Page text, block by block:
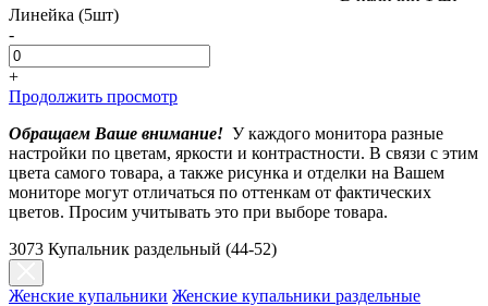
Линейка (5шт)
-
+
Продолжить просмотр
Обращаем Ваше внимание! У каждого монитора разные
настройки по цветам, яркости и контрастности. В связи с этим
цвета самого товара, а также рисунка и отделки на Вашем
мониторе могут отличаться по оттенкам от фактических
цветов. Просим учитывать это при выборе товара.
3073 Купальник раздельный (44-52)
Женские купальники Женские купальники раздельные